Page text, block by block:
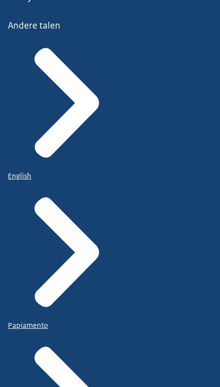
Andere talen
English
Papiamento